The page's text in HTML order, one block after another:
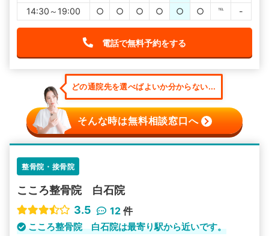
14:30～19:00 ○ ○ ○ ○ ○ ○ ℡ -
電話で無料予約をする
どの通院先を選べばよいか分からない...
そんな時は無料相談窓口へ
整骨院・接骨院
こころ整骨院 白石院
3.5
12 件
こころ整骨院 白石院は最寄り駅から近いです。